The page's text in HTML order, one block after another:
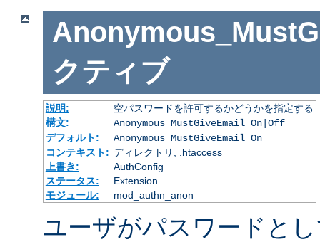
クティブ
説明:
空パスワードを許可するかどうかを指定する
構文:
Anonymous_MustGiveEmail On|Off
デフォルト:
Anonymous_MustGiveEmail On
コンテキスト: ディレクトリ, .htaccess
上書き:
AuthConfig
ステータス:
Extension
モジュール:
mod_authn_anon
ユーザがパスワードと